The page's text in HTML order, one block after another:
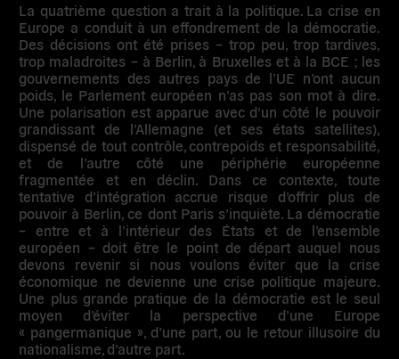
La quatrième question a trait à la politique. La crise en
Europe a conduit à un effondrement de la démocratie.
Des décisions ont été prises – trop peu, trop tardives,
trop maladroites – à Berlin, à Bruxelles et à la BCE ; les
gouvernements des autres pays de l’UE n’ont aucun
poids, le Parlement européen n’as pas son mot à dire.
Une polarisation est apparue avec d’un côté le pouvoir
grandissant de l’Allemagne (et ses états satellites),
dispensé de tout contrôle, contrepoids et responsabilité,
et de l’autre côté une périphérie européenne
fragmentée et en déclin. Dans ce contexte, toute
tentative d’intégration accrue risque d’offrir plus de
pouvoir à Berlin, ce dont Paris s’inquiète. La démocratie
– entre et à l’intérieur des États et de l’ensemble
européen – doit être le point de départ auquel nous
devons revenir si nous voulons éviter que la crise
économique ne devienne une crise politique majeure.
Une plus grande pratique de la démocratie est le seul
moyen d’éviter la perspective d’une Europe
« pangermanique », d’une part, ou le retour illusoire du
nationalisme, d’autre part.